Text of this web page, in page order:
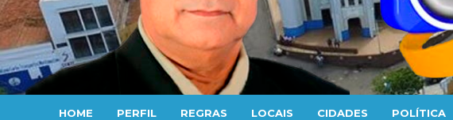
HOME PERFIL REGRAS LOCAIS CIDADES POLÍTICA